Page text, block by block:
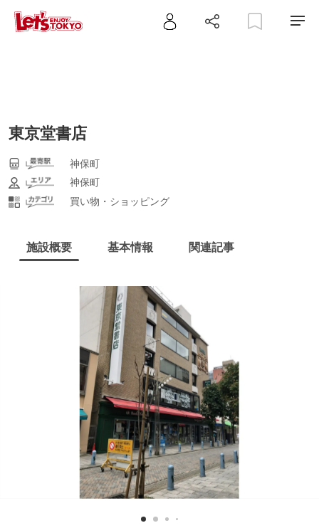
東京堂書店
神保町
神保町
買い物・ショッピング
施設概要 基本情報 関連記事